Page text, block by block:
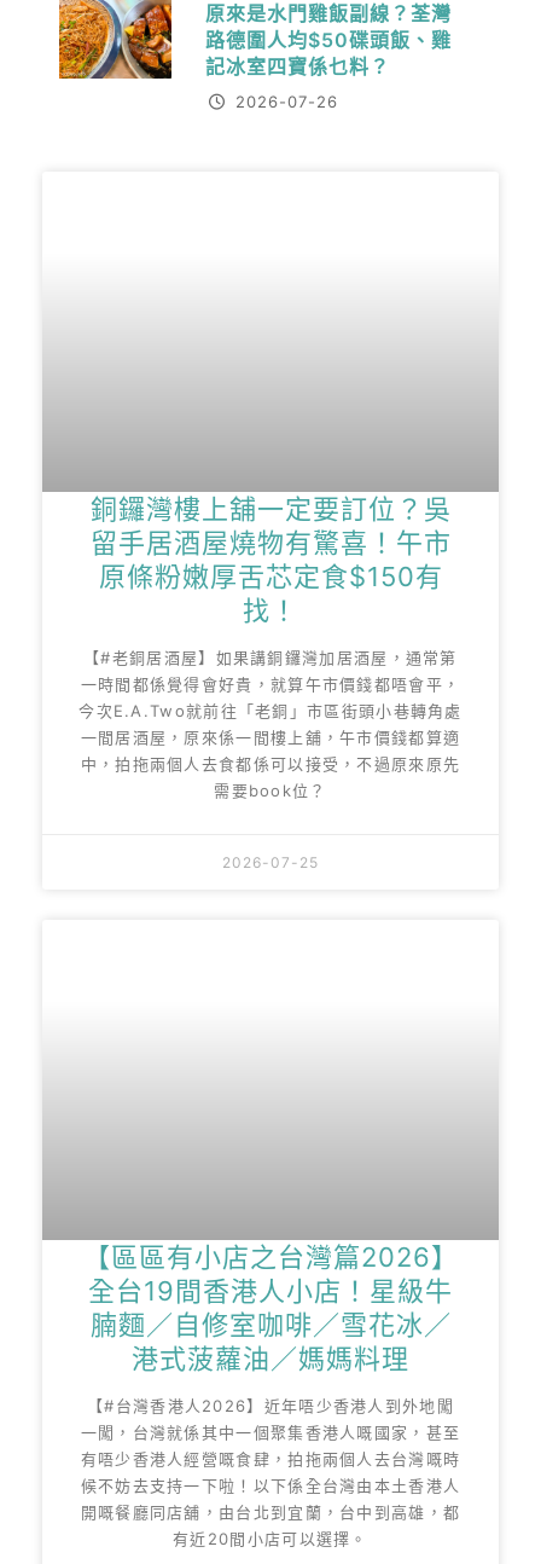
原來是水門雞飯副線？荃灣
路德圍人均$50碟頭飯、雞
記冰室四寶係乜料？
2026-07-26
銅鑼灣樓上舖一定要訂位？吳
留手居酒屋燒物有驚喜！午市
原條粉嫩厚舌芯定食$150有
找！
【#老銅居酒屋】如果講銅鑼灣加居酒屋，通常第
一時間都係覺得會好貴，就算午市價錢都唔會平，
今次E.A.Two就前往「老銅」市區街頭小巷轉角處
一間居酒屋，原來係一間樓上舖，午市價錢都算適
中，拍拖兩個人去食都係可以接受，不過原來原先
需要book位？
2026-07-25
【區區有小店之台灣篇2026】
全台19間香港人小店！星級牛
腩麵／自修室咖啡／雪花冰／
港式菠蘿油／媽媽料理
【#台灣香港人2026】近年唔少香港人到外地闖
一闖，台灣就係其中一個聚集香港人嘅國家，甚至
有唔少香港人經營嘅食肆，拍拖兩個人去台灣嘅時
候不妨去支持一下啦！以下係全台灣由本土香港人
開嘅餐廳同店舖，由台北到宜蘭，台中到高雄，都
有近20間小店可以選擇。